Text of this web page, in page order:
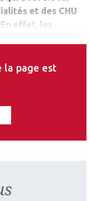
et des CHU
effet, les
en médecine qui
nationales
la page est